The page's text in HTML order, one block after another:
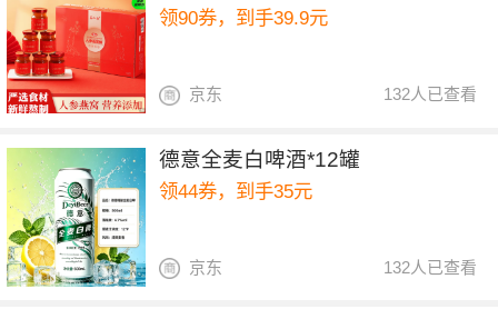
领90券，到手39.9元
132人已查看
京东
德意全麦白啤酒*12罐
领44券，到手35元
132人已查看
京东